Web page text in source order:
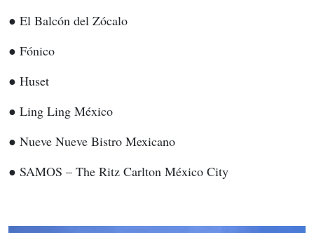
● El Balcón del Zócalo
● Fónico
● Huset
● Ling Ling México
● Nueve Nueve Bistro Mexicano
● SAMOS – The Ritz Carlton México City